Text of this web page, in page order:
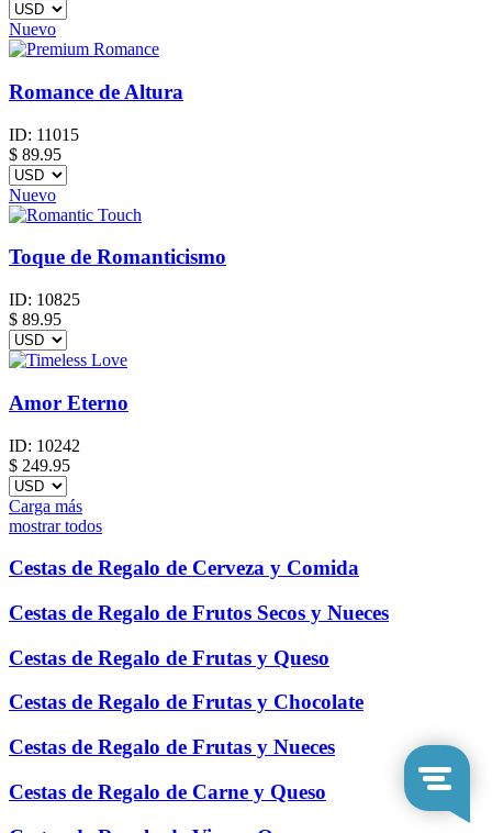
Nuevo
Romance de Altura
ID: 11015
$ 89.95
Nuevo
Toque de Romanticismo
ID: 10825
$ 89.95
Amor Eterno
ID: 10242
$ 249.95
Carga más
mostrar todos
Cestas de Regalo de Cerveza y Comida
Cestas de Regalo de Frutos Secos y Nueces
Cestas de Regalo de Frutas y Queso
Cestas de Regalo de Frutas y Chocolate
Cestas de Regalo de Frutas y Nueces
Cestas de Regalo de Carne y Queso